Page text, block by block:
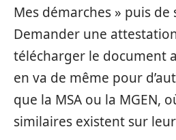
Mes démarches » puis de
Demander une
télécharger le document
en va de même pour
que la MSA ou la MGEN,
similaires existent sur